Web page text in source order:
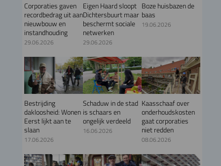
Corporaties gaven
recordbedrag uit aan
nieuwbouw en
instandhouding
29.06.2026
Eigen Haard sloopt
Dichtersbuurt maar
beschermt sociale
netwerken
29.06.2026
Boze huisbazen de
baas
19.06.2026
Bestrijding
dakloosheid: Wonen
Eerst lijkt aan te
slaan
17.06.2026
Schaduw in de stad
is schaars en
ongelijk verdeeld
16.06.2026
Kaasschaaf over
onderhoudskosten
gaat corporaties
niet redden
08.06.2026